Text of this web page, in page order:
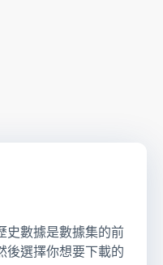
史數據是數據集的前
後選擇你想要下載的